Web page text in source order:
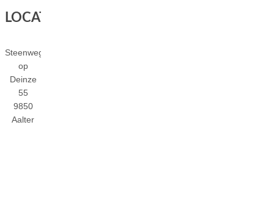
LOCATIE
Steenweg
op
Deinze
55
9850
Aalter